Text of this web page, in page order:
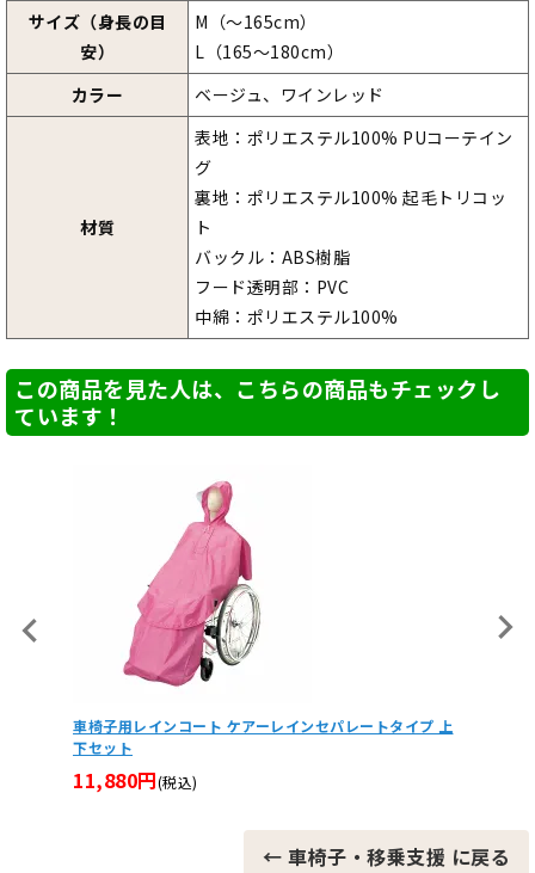
サイズ（身長の目
安）
M（～165cm）
L（165～180cm）
カラー
ベージュ、ワインレッド
材質
表地：ポリエステル100% PUコーテイン
グ
裏地：ポリエステル100% 起毛トリコッ
ト
バックル：ABS樹脂
フード透明部：PVC
中綿：ポリエステル100%
この商品を見た人は、こちらの商品もチェックし
ています！
折りたたみ式超軽量屋外携帯用スロープ デクパックE.B.L
エッジ付き90～350cm
117,040円(税込)
← 車椅子・移乗支援 に戻る